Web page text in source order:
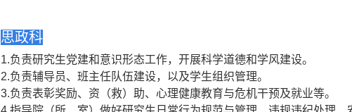
思政科
1.负责研究生党建和意识形态工作，开展科学道德和学风建设。
2.负责辅导员、班主任队伍建设，以及学生组织管理。
3.负责表彰奖励、资（救）助、心理健康教育与危机干预及就业等。